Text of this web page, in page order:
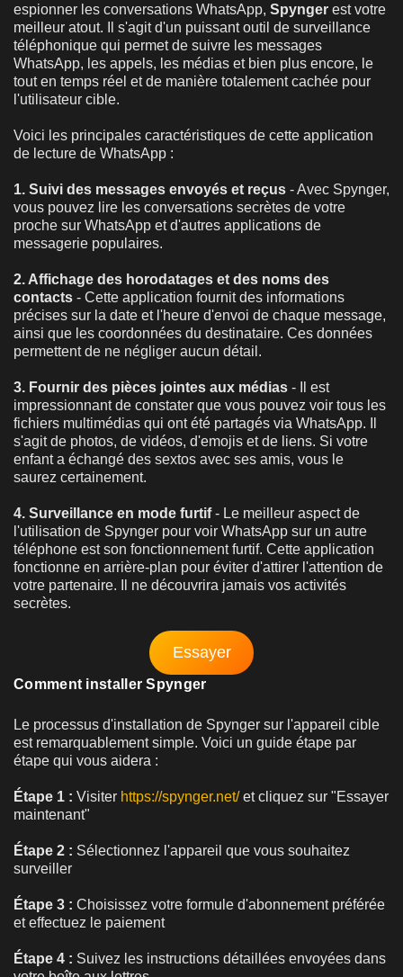
espionner les conversations WhatsApp, Spynger est votre
meilleur atout. Il s'agit d'un puissant outil de surveillance
téléphonique qui permet de suivre les messages
WhatsApp, les appels, les médias et bien plus encore, le
tout en temps réel et de manière totalement cachée pour
l'utilisateur cible.
Voici les principales caractéristiques de cette application
de lecture de WhatsApp :
1. Suivi des messages envoyés et reçus - Avec Spynger,
vous pouvez lire les conversations secrètes de votre
proche sur WhatsApp et d'autres applications de
messagerie populaires.
2. Affichage des horodatages et des noms des
contacts - Cette application fournit des informations
précises sur la date et l'heure d'envoi de chaque message,
ainsi que les coordonnées du destinataire. Ces données
permettent de ne négliger aucun détail.
3. Fournir des pièces jointes aux médias - Il est
impressionnant de constater que vous pouvez voir tous les
fichiers multimédias qui ont été partagés via WhatsApp. Il
s'agit de photos, de vidéos, d'emojis et de liens. Si votre
enfant a échangé des sextos avec ses amis, vous le
saurez certainement.
4. Surveillance en mode furtif- Le meilleur aspect de
l'utilisation de Spynger pour voir WhatsApp sur un autre
téléphone est son fonctionnement furtif. Cette application
fonctionne en arrière-plan pour éviter d'attirer l'attention de
votre partenaire. Il ne découvrira jamais vos activités
secrètes.
Essayer
Comment installer Spynger
Le processus d'installation de Spynger sur l'appareil cible
est remarquablement simple. Voici un guide étape par
étape qui vous aidera :
Étape 1 : Visiter https://spynger.net/et cliquez sur "Essayer
maintenant"
Étape 2 : Sélectionnez l'appareil que vous souhaitez
surveiller
Étape 3 : Choisissez votre formule d'abonnement préférée
et effectuez le paiement
Étape 4 : Suivez les instructions détaillées envoyées dans